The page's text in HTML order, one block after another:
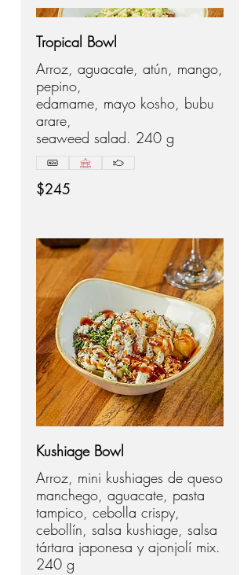
Tropical Bowl
Arroz, aguacate, atún, mango,
pepino,
edamame, mayo kosho, bubu
arare,
seaweed salad. 240 g
$245
Kushiage Bowl
Arroz, mini kushiages de queso
manchego, aguacate, pasta
tampico, cebolla crispy,
cebollín, salsa kushiage, salsa
tártara japonesa y ajonjolí mix.
240 g